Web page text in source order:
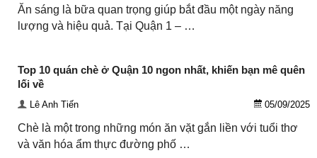
Ăn sáng là bữa quan trọng giúp bắt đầu một ngày năng
lượng và hiệu quả. Tại Quận 1 – …
Top 10 quán chè ở Quận 10 ngon nhất, khiến bạn mê quên
lối về
Lê Anh Tiến 05/09/2025
Chè là một trong những món ăn vặt gắn liền với tuổi thơ
và văn hóa ẩm thực đường phố …